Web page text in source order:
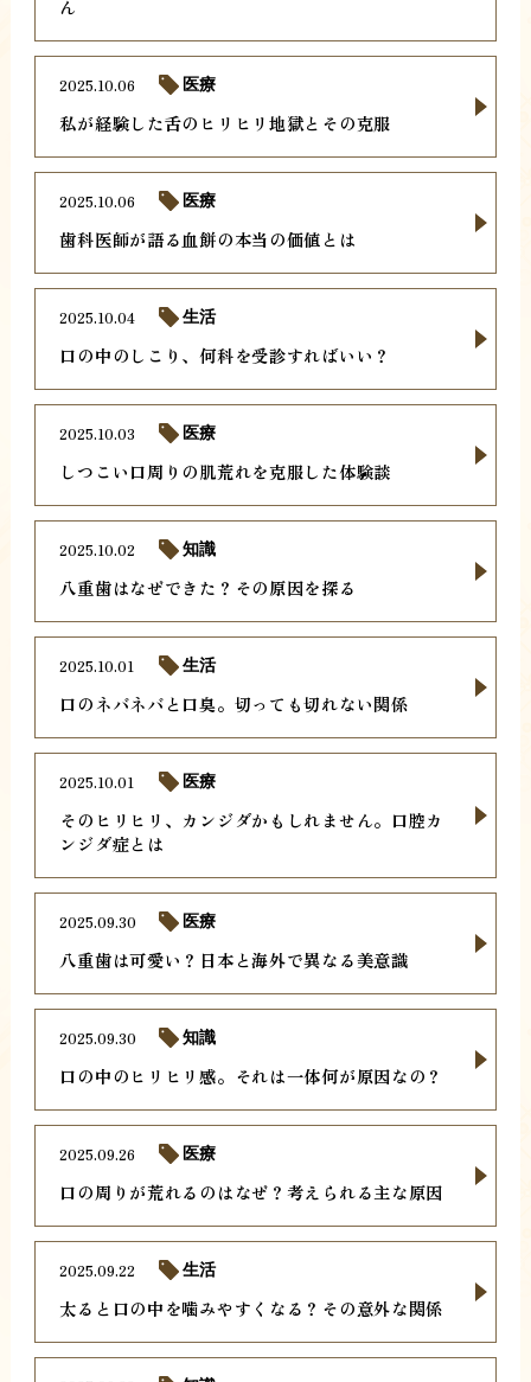
ん
私が経験した舌のヒリヒリ地獄とその克服
2025.10.06 医療
歯科医師が語る血餅の本当の価値とは
2025.10.06 医療
口の中のしこり、何科を受診すればいい？
2025.10.04 生活
しつこい口周りの肌荒れを克服した体験談
2025.10.03 医療
八重歯はなぜできた？その原因を探る
2025.10.02 知識
口のネバネバと口臭。切っても切れない関係
2025.10.01 生活
そのヒリヒリ、カンジダかもしれません。口腔カ
ンジダ症とは
2025.10.01 医療
八重歯は可愛い？日本と海外で異なる美意識
2025.09.30 医療
口の中のヒリヒリ感。それは一体何が原因なの？
2025.09.30 知識
口の周りが荒れるのはなぜ？考えられる主な原因
2025.09.26 医療
太ると口の中を噛みやすくなる？その意外な関係
2025.09.22 生活